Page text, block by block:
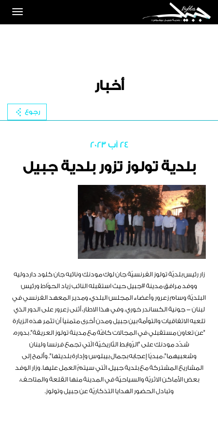
أخبار
رجوع
24 آب 2023
بلدية تولوز تزور بلدية جبيل
زار رئيس بلديّة تولوز الفرنسيّة جان لوك مودنك ونائبه جان كلود داردوليه
ووفد مرافق مدينة #جبيل حيث استقبله النائب زياد الحوّاط ورئيس
البلديّة وسام زعرور وأعضاء المجلس البلدي، ومدير المعهد الفرنسي في
لبنان - جونية الكساندر خوري. وفي هذا الاطار، أثنى زعرور على الدور الذي
تلعبه الاتفاقيات والتوأمة بين جبيل ومدن أخرى متمنياً أن تثمر هذه الزيارة
"عن تعاون مستقبلي في المجالات كافّة مع مدينة تولوز العريقة". بدوره،
شدّد مودنك على "الرّوابط التّاريخيّة الّتي تجمع فرنسا ولبنان
وشعبيهما"، مبديًا إعجابه بجمال بيبلوس وإدارة بلديتها". وأَلمح إلى
المشاريع المشتركة مع بلدية جبيل، الّتي سيتمّ العمل عليها. وزار الوفد
بعض الأماكن الاثريّة والسياحيّة في المدينة منها القلعة والمتاحف،
وتبادل الحضور الهدايا التذكاريّة عن جبيل وتولوز.